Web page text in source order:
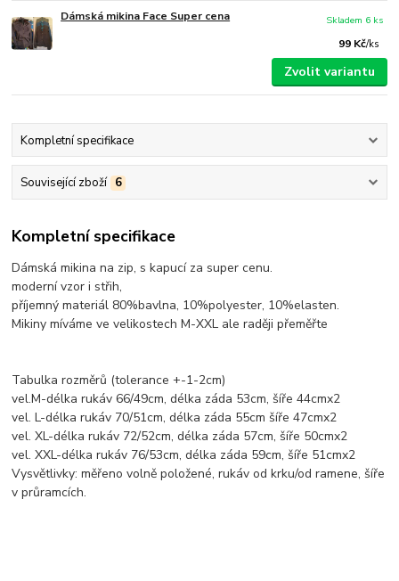
Dámská mikina Face Super cena
99 Kč/ks
Skladem 6 ks
Zvolit variantu
Kompletní specifikace
Související zboží 6
Kompletní specifikace
Dámská mikina na zip, s kapucí za super cenu.
moderní vzor i střih,
příjemný materiál 80%bavlna, 10%polyester, 10%elasten.
Mikiny míváme ve velikostech M-XXL ale raději přeměřte
Tabulka rozměrů (tolerance +-1-2cm)
vel.M-délka rukáv 66/49cm, délka záda 53cm, šíře 44cmx2
vel. L-délka rukáv 70/51cm, délka záda 55cm šíře 47cmx2
vel. XL-délka rukáv 72/52cm, délka záda 57cm, šíře 50cmx2
vel. XXL-délka rukáv 76/53cm, délka záda 59cm, šíře 51cmx2
Vysvětlivky: měřeno volně položené, rukáv od krku/od ramene, šíře
v průramcích.